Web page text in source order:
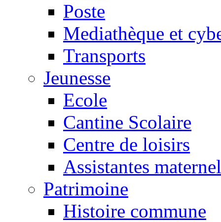
Poste
Mediathèque et
Transports
Jeunesse
Ecole
Cantine Scolaire
Centre de loisirs
Assistantes
Patrimoine
Histoire commune